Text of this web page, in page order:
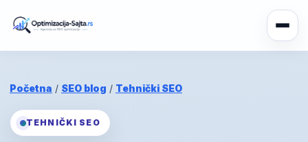
Početna / SEO blog / Tehnički SEO
TEHNIČKI SEO